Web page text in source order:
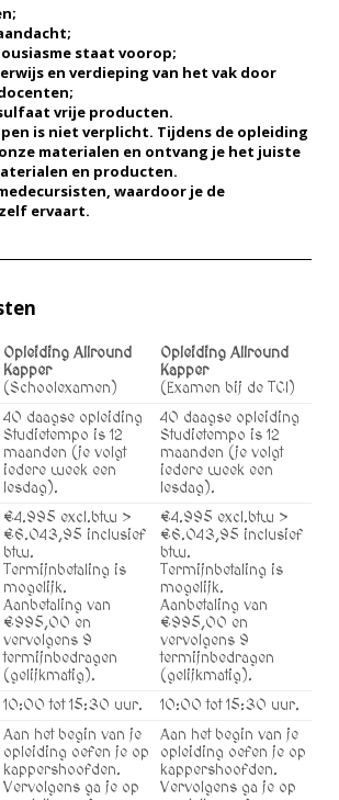
staat voorop;
en verdieping van het vak door
vrije producten.
is niet verplicht. Tijdens de opleiding
materialen en ontvang je het juiste
en producten.
waardoor je de
ervaart.
Opleiding Allround
Kapper
(Schoolexamen)
Opleiding Allround
Kapper
(Examen bij de TCI)
40 daagse opleiding
Studietempo is 12
maanden (je volgt
iedere week een
lesdag).
40 daagse opleiding
Studietempo is 12
maanden (je volgt
iedere week een
lesdag).
€4.995 excl.btw >
€6.043,95 inclusief
btw.
Termijnbetaling is
mogelijk.
Aanbetaling van
€995,00 en
vervolgens 9
termijnbedragen
(gelijkmatig).
€4.995 excl.btw >
€6.043,95 inclusief
btw.
Termijnbetaling is
mogelijk.
Aanbetaling van
€995,00 en
vervolgens 9
termijnbedragen
(gelijkmatig).
10:00 tot 15:30 uur.
10:00 tot 15:30 uur.
Aan het begin van je
opleiding oefen je op
kappershoofden.
Vervolgens ga je op
Aan het begin van je
opleiding oefen je op
kappershoofden.
Vervolgens ga je op